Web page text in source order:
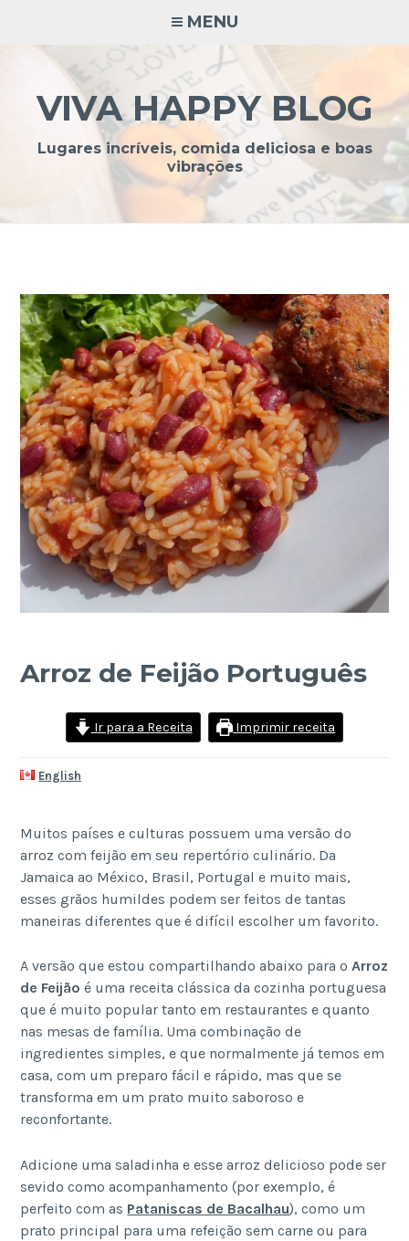
conteúdo
MENU
VIVA HAPPY BLOG
Lugares incríveis, comida deliciosa e boas
vibrações
Arroz de Feijão Português
Ir para a Receita Imprimir receita
English
Muitos países e culturas possuem uma versão do
arroz com feijão em seu repertório culinário. Da
Jamaica ao México, Brasil, Portugal e muito mais,
esses grãos humildes podem ser feitos de tantas
maneiras diferentes que é difícil escolher um favorito.
A versão que estou compartilhando abaixo para oArroz
de Feijão é uma receita clássica da cozinha portuguesa
que é muito popular tanto em restaurantes e quanto
nas mesas de família. Uma combinação de
ingredientes simples, e que normalmente já temos em
casa, com um preparo fácil e rápido, mas que se
transforma em um prato muito saboroso e
reconfortante.
Adicione uma saladinha e esse arroz delicioso pode ser
sevido como acompanhamento (por exemplo, é
perfeito com as Pataniscas de Bacalhau), como um
prato principal para uma refeição sem carne ou para